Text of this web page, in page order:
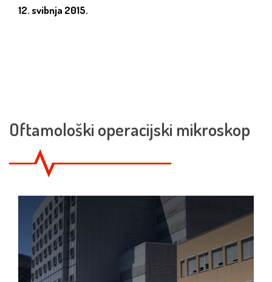
12. svibnja 2015.
Oftamološki operacijski mikroskop